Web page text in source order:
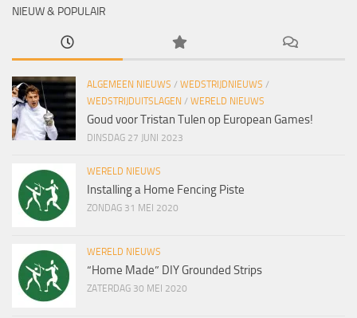
NIEUW & POPULAIR
ALGEMEEN NIEUWS / WEDSTRIJDNIEUWS /
WEDSTRIJDUITSLAGEN / WERELD NIEUWS
Goud voor Tristan Tulen op European Games!
DINSDAG 27 JUNI 2023
WERELD NIEUWS
Installing a Home Fencing Piste
ZONDAG 31 MEI 2020
WERELD NIEUWS
“Home Made” DIY Grounded Strips
ZATERDAG 30 MEI 2020